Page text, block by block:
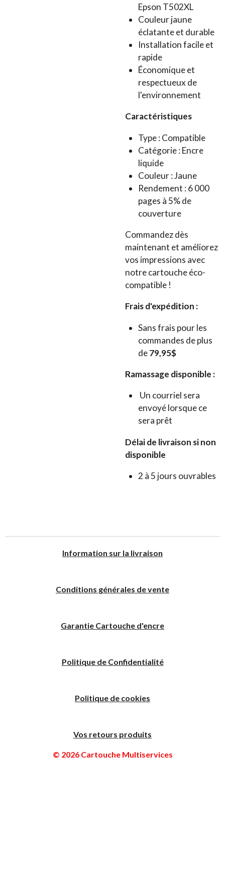
Epson T502XL
Couleur jaune
éclatante et durable
Installation facile et
rapide
Économique et
respectueux de
l'environnement
Caractéristiques
Type : Compatible
Catégorie : Encre
liquide
Couleur : Jaune
Rendement : 6 000
pages à 5% de
couverture
Commandez dès
maintenant et améliorez
vos impressions avec
notre cartouche éco-
compatible !
Frais d'expédition :
Sans frais pour les
commandes de plus
de79,95$
Ramassage disponible :
Un courriel sera
envoyé lorsque ce
sera prêt
Délai de livraison si non
disponible
2 à 5 jours ouvrables
Information sur la livraison
Conditions générales de vente
Garantie Cartouche d'encre
Politique de Confidentialité
Politique de cookies
Vos retours produits
© 2026 Cartouche Multiservices